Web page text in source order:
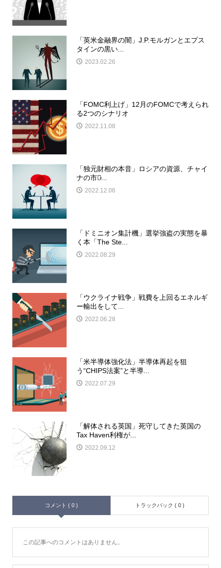
「英米金融界の闇」J.P.モルガンとエプス
タインの黒い...
2023.02.26
「FOMC利上げ」12月のFOMCで考えられ
る2つのシナリオ
2022.11.08
「独元財相の本音」ロシアの資源、チャイ
ナの市場̷...
2022.12.06
「ドミニオン集計機」選挙強盗の実態を暴
く本「The Ste...
2022.08.29
「ウクライナ戦争」戦費を上回るエネルギ
ー輸出をして...
2022.06.28
「米半導体強化法」半導体再起を狙
う“CHIPS法案”と半導...
2022.07.29
「解体される英国」死守してきた英国の
Tax Haven利権が...
2022.09.12
コメント ( 0 ) トラックバック ( 0 )
この記事へのコメントはありません。